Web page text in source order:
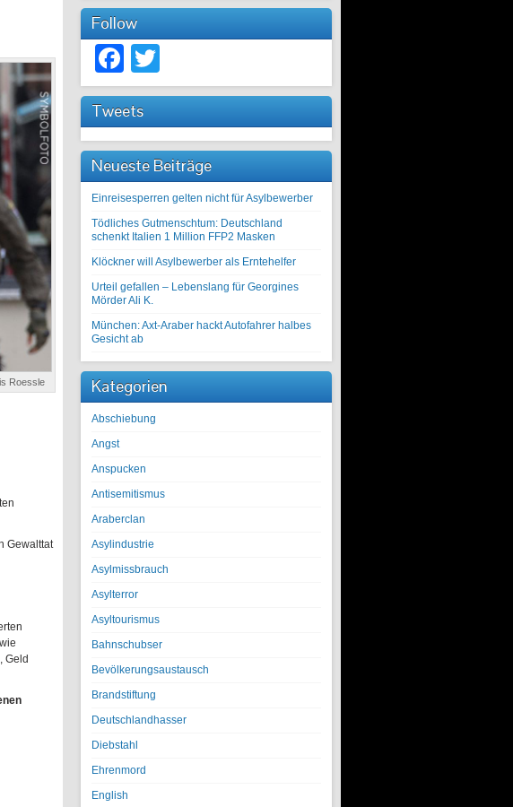
Roessle
Gewalttat
Geld
Follow
Facebook
Tweets
Neueste Beiträge
Einreisesperren gelten nicht für Asylbewerber
Tödliches Gutmenschtum: Deutschland
schenkt Italien 1 Million FFP2 Masken
Klöckner will Asylbewerber als Erntehelfer
Urteil gefallen – Lebenslang für Georgines
Mörder Ali K.
München: Axt-Araber hackt Autofahrer halbes
Gesicht ab
Kategorien
Abschiebung
Angst
Anspucken
Antisemitismus
Araberclan
Asylindustrie
Asylmissbrauch
Asylterror
Asyltourismus
Bahnschubser
Bevölkerungsaustausch
Brandstiftung
Deutschlandhasser
Diebstahl
Ehrenmord
English